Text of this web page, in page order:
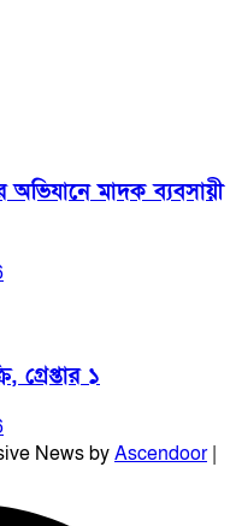
অভিযানে মাদক ব্যবসায়ী
গ্রেপ্তার ১
News byAscendoor|